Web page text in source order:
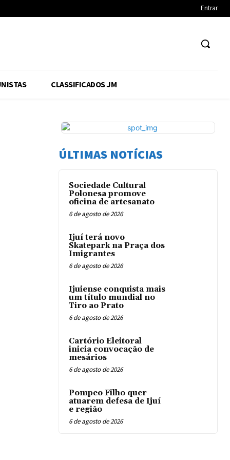
Entrar
CLASSIFICADOS JM
ÚLTIMAS NOTÍCIAS
Sociedade Cultural
Polonesa promove
oficina de artesanato
6 de agosto de 2026
Ijuí terá novo
Skatepark na Praça dos
Imigrantes
6 de agosto de 2026
Ijuiense conquista mais
um título mundial no
Tiro ao Prato
6 de agosto de 2026
Cartório Eleitoral
inicia convocação de
mesários
6 de agosto de 2026
Pompeo Filho quer
atuarem defesa de Ijuí
e região
6 de agosto de 2026